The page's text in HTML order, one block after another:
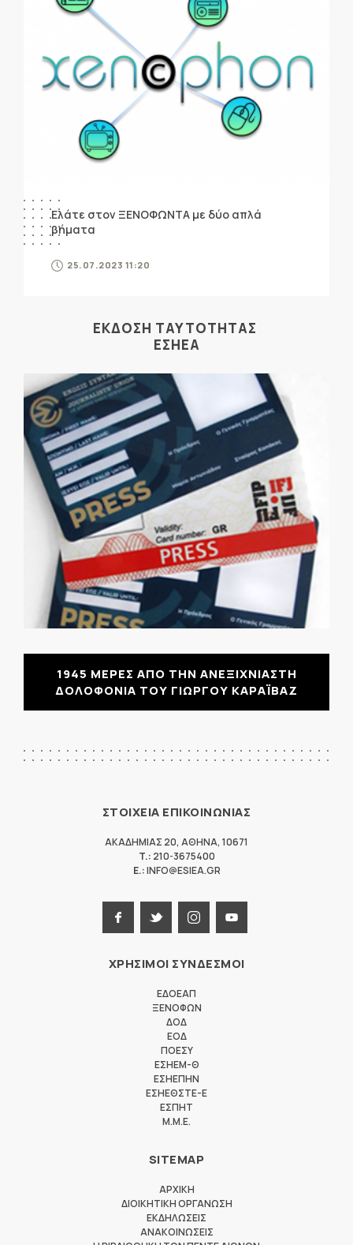
Ελάτε στον ΞΕΝΟΦΩΝΤΑ με δύο απλά
βήματα
25.07.2023 11:20
ΕΚΔΟΣΗ ΤΑΥΤΟΤΗΤΑΣ
ΕΣΗΕΑ
1945 ΜΕΡΕΣ ΑΠΟ ΤΗΝ ΑΝΕΞΙΧΝΙΑΣΤΗ
ΔΟΛΟΦΟΝΙΑ ΤΟΥ ΓΙΩΡΓΟΥ ΚΑΡΑΪΒΑΖ
ΣΤΟΙΧΕΙΑ ΕΠΙΚΟΙΝΩΝΙΑΣ
ΑΚΑΔΗΜΙΑΣ 20, ΑΘΗΝΑ, 10671
T.: 210-3675400
E.:INFO@ESIEA.GR
ΧΡΗΣΙΜΟΙ ΣΥΝΔΕΣΜΟΙ
ΕΔΟΕΑΠ
ΞΕΝΟΦΩΝ
ΔΟΔ
ΕΟΔ
ΠΟΕΣΥ
ΕΣΗΕΜ-Θ
ΕΣΗΕΠΗΝ
ΕΣΗΕΘΣΤΕ-Ε
ΕΣΠΗΤ
M.M.E.
SITEMAP
ΑΡΧΙΚΗ
ΔΙΟΙΚΗΤΙΚΗ ΟΡΓΑΝΩΣΗ
ΕΚΔΗΛΩΣΕΙΣ
ΑΝΑΚΟΙΝΩΣΕΙΣ